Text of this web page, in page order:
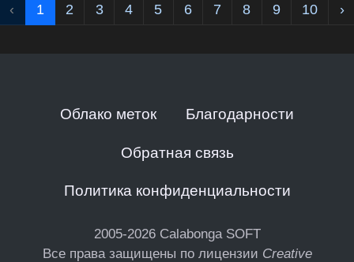
‹ 1 2 3 4 5 6 7 8 9 10 ›
Облако меток Благодарности
Обратная связь
Политика конфиденциальности
2005-2026 Calabonga SOFT
Все права защищены по лицензии Creative